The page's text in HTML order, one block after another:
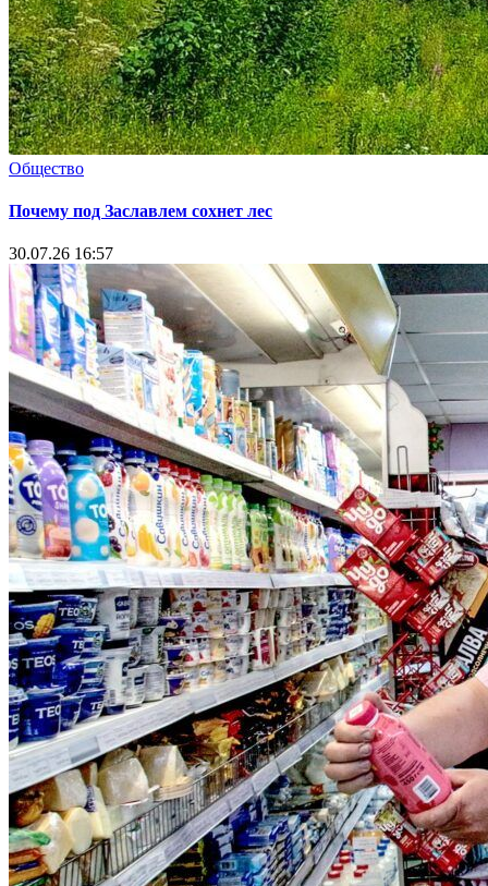
Общество
Почему под Заславлем сохнет лес
30.07.26 16:57